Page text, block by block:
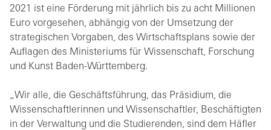
2021 ist eine Förderung mit jährlich bis zu acht Millionen
Euro vorgesehen, abhängig von der Umsetzung der
strategischen Vorgaben, des Wirtschaftsplans sowie der
Auflagen des Ministeriums für Wissenschaft, Forschung
und Kunst Baden-Württemberg.
„Wir alle, die Geschäftsführung, das Präsidium, die
Wissenschaftlerinnen und Wissenschaftler, Beschäftigten
in der Verwaltung und die Studierenden, sind dem Häfler